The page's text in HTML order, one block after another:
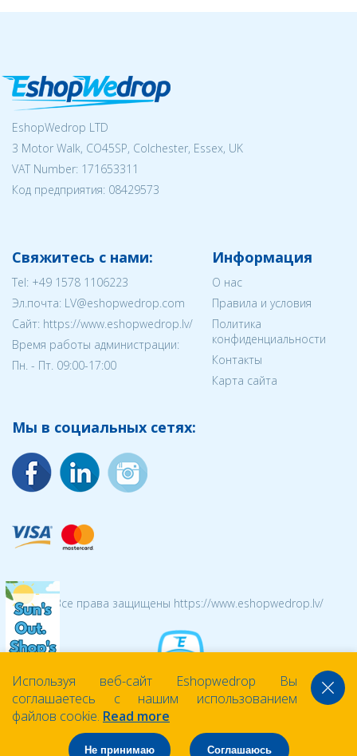
EshopWedrop LTD
3 Motor Walk, CO45SP, Colchester, Essex, UK
VAT Number: 171653311
Код предприятия: 08429573
Свяжитесь с нами:
Tel: +49 1578 1106223
Эл.почта: LV@eshopwedrop.com
Cайт: https://www.eshopwedrop.lv/
Время работы администрации:
Пн. - Пт. 09:00-17:00
Информация
О нас
Правила и условия
Политика
конфиденциальности
Контакты
Карта сайта
Мы в социальных сетях:
© 2026 Все права защищены https://www.eshopwedrop.lv/
Используя веб-сайт Eshopwedrop Вы
соглашаетесь с нашим использованием
файлов cookie. Read more
Не принимаю Соглашаюсь